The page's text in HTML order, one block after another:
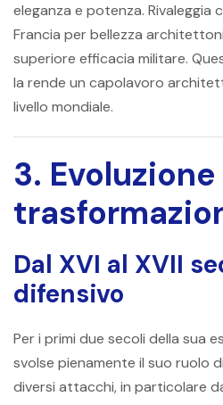
eleganza e potenza. Rivaleggia
Francia per bellezza
superiore efficacia militare.
la rende un capolavoro
livello mondiale.
3.
Dal XVI al XVII
difensivo
Per i primi due secoli della sua
svolse pienamente il suo ruolo
diversi attacchi, in particolare